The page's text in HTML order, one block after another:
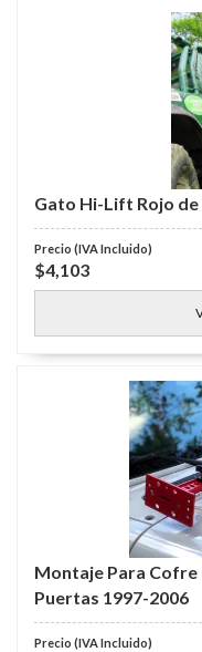
Gato Hi-Lift Rojo
$4,103
Montaje Para Cofre
Puertas 1997-2006